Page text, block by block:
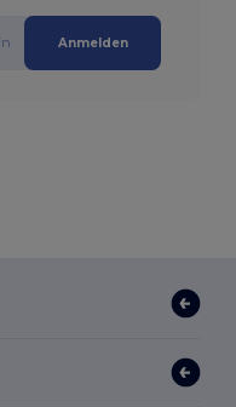
Anmelden